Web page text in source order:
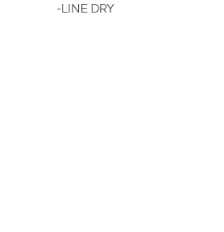
-LINE DRY